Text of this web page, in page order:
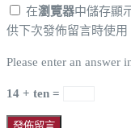
在瀏覽器中儲存顯
供下次發佈留言時使用
Please enter an answer
14 + ten =